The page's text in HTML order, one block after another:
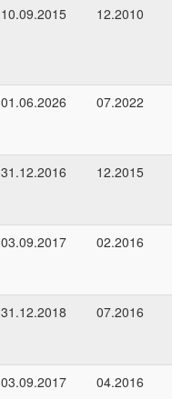
10.09.2015 12.2010
01.06.2026 07.2022
31.12.2016 12.2015
03.09.2017 02.2016
31.12.2018 07.2016
03.09.2017 04.2016